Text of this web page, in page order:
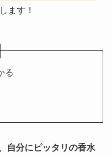
ます！
る
自分にピッタリの香水